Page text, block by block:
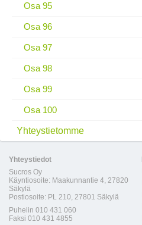
Osa 95
Osa 96
Osa 97
Osa 98
Osa 99
Osa 100
Yhteystietomme
Yhteystiedot
Sucros Oy
Käyntiosoite: Maakunnantie 4, 27820
Säkylä
Postiosoite: PL 210, 27801 Säkylä
Puhelin 010 431 060
Faksi 010 431 4855